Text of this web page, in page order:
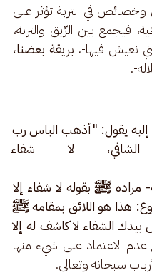
وخصائص في التربة تؤثر على
فيجمع بين الرِّيق والتربة،
نعيش فيها-، بريقة بعضنا،
.
إليه يقول: "أذهب الباس رب
لا
ﷺ بقوله لا شفاء إلا
هذا هو اللائق بمقامه ﷺ
الشفاء لا كاشف له إلا
الاعتماد على شيء منها
سبحانه وتعالى.